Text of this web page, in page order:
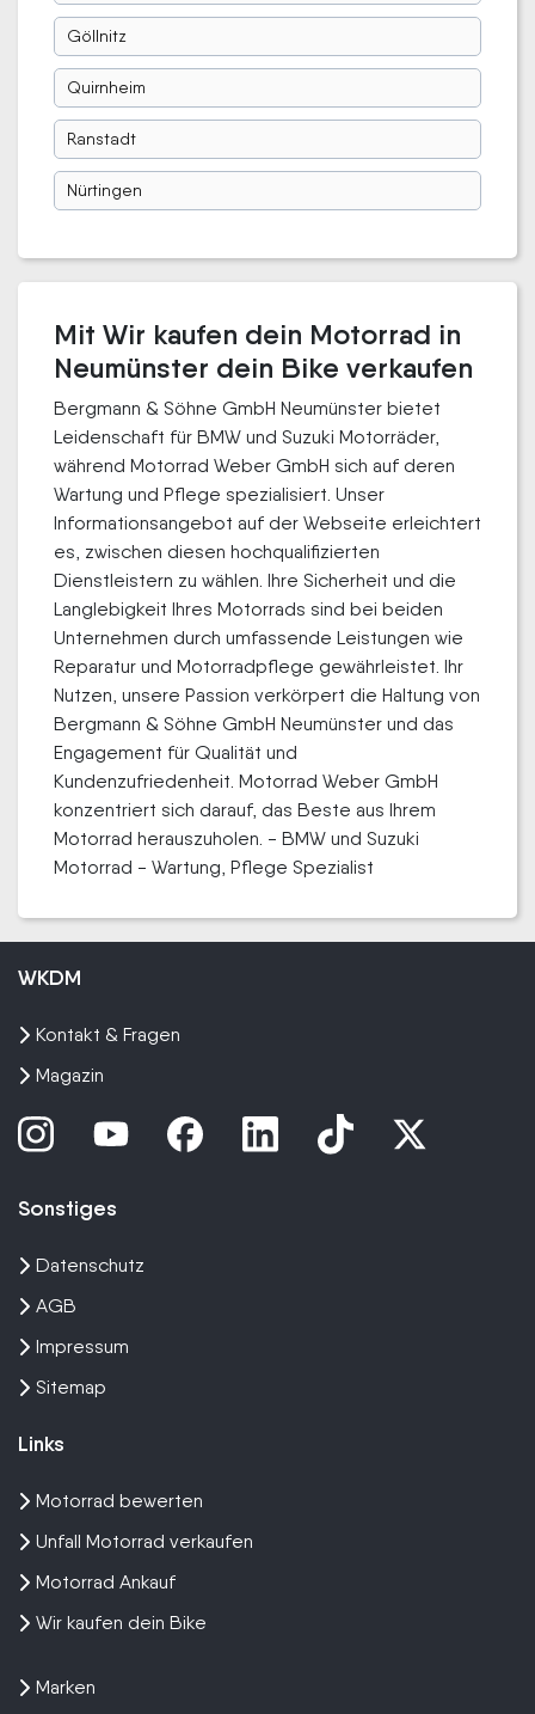
Göllnitz
Quirnheim
Ranstadt
Nürtingen
Mit Wir kaufen dein Motorrad in
Neumünster dein Bike verkaufen
Bergmann & Söhne GmbH Neumünster bietet
Leidenschaft für BMW und Suzuki Motorräder,
während Motorrad Weber GmbH sich auf deren
Wartung und Pflege spezialisiert. Unser
Informationsangebot auf der Webseite erleichtert
es, zwischen diesen hochqualifizierten
Dienstleistern zu wählen. Ihre Sicherheit und die
Langlebigkeit Ihres Motorrads sind bei beiden
Unternehmen durch umfassende Leistungen wie
Reparatur und Motorradpflege gewährleistet. Ihr
Nutzen, unsere Passion verkörpert die Haltung von
Bergmann & Söhne GmbH Neumünster und das
Engagement für Qualität und
Kundenzufriedenheit. Motorrad Weber GmbH
konzentriert sich darauf, das Beste aus Ihrem
Motorrad herauszuholen. - BMW und Suzuki
Motorrad - Wartung, Pflege Spezialist
WKDM
Kontakt & Fragen
Magazin
Sonstiges
Datenschutz
AGB
Impressum
Sitemap
Links
Motorrad bewerten
Unfall Motorrad verkaufen
Motorrad Ankauf
Wir kaufen dein Bike
Marken